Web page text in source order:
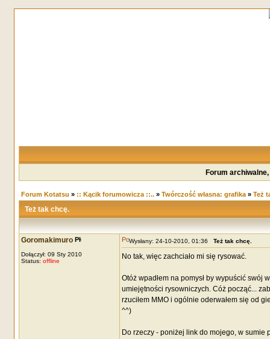
Forum
Forum Kotatsu » :: Kącik forumowicza ::..» Twórczość własna: grafika» Też
Też tak chcę.
Goromakimuro
Dołączył: 09 Sty 2010
Status: offline
Wysłany: 24-10-2010, 01:36 Też tak chcę.
No tak, więc zachciało mi się rysować.
Otóż wpadłem na pomysł by wypuścić swój
umiejętności rysowniczych. Cóż począć...
rzuciłem MMO i ogólnie oderwałem się od
^^)
Do rzeczy - poniżej link do mojego, w